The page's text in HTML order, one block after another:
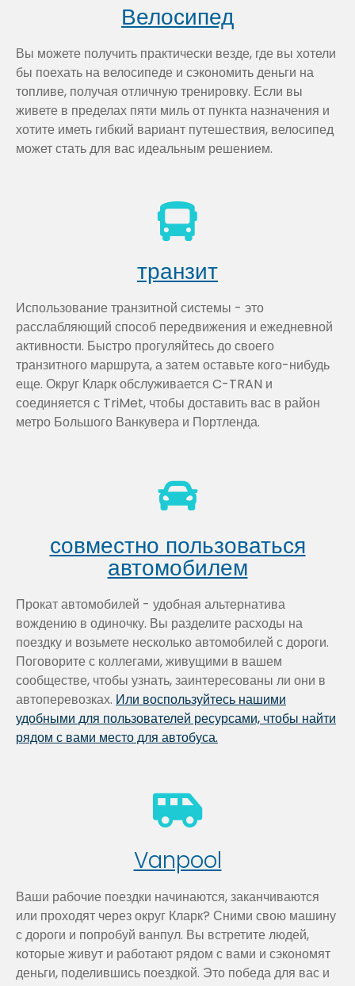
Велосипед
Вы можете получить практически везде, где вы хотели
бы поехать на велосипеде и сэкономить деньги на
топливе, получая отличную тренировку. Если вы
живете в пределах пяти миль от пункта назначения и
хотите иметь гибкий вариант путешествия, велосипед
может стать для вас идеальным решением.
транзит
Использование транзитной системы - это
расслабляющий способ передвижения и ежедневной
активности. Быстро прогуляйтесь до своего
транзитного маршрута, а затем оставьте кого-нибудь
еще. Округ Кларк обслуживается C-TRAN и
соединяется с TriMet, чтобы доставить вас в район
метро Большого Ванкувера и Портленда.
совместно пользоваться
автомобилем
Прокат автомобилей - удобная альтернатива
вождению в одиночку. Вы разделите расходы на
поездку и возьмете несколько автомобилей с дороги.
Поговорите с коллегами, живущими в вашем
сообществе, чтобы узнать, заинтересованы ли они в
автоперевозках. Или воспользуйтесь нашими
удобными для пользователей ресурсами, чтобы найти
рядом с вами место для автобуса.
Vanpool
Ваши рабочие поездки начинаются, заканчиваются
или проходят через округ Кларк? Сними свою машину
с дороги и попробуй ванпул. Вы встретите людей,
которые живут и работают рядом с вами и сэкономят
деньги, поделившись поездкой. Это победа для вас и